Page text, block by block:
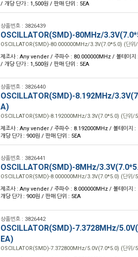
/ 개당 단가 : 1,500원 / 판매 단위 : 5EA
상품번호 : 3826439
OSCILLATOR(SMD)-80MHz/
OSCILLATOR(SMD)-80.000000MHz/3.3V(7.0*5.0) (단위
제조사 : Any vender / 주파수 : 80.000000MHz / 볼테이지
/ 개당 단가 : 1,500원 / 판매 단위 : 5EA
상품번호 : 3826440
OSCILLATOR(SMD)-8.192MHz/
A)
OSCILLATOR(SMD)-8.192000MHz/3.3V(7.0*5.0) (단위/
제조사 : Any vender / 주파수 : 8.192000MHz / 볼테이지
개당 단가 : 900원 / 판매 단위 : 5EA
상품번호 : 3826441
OSCILLATOR(SMD)-8MHz/
OSCILLATOR(SMD)-8.000000MHz/3.3V(7.0*5.0) (단위/
제조사 : Any vender / 주파수 : 8.000000MHz / 볼테이지
개당 단가 : 900원 / 판매 단위 : 5EA
상품번호 : 3826442
OSCILLATOR(SMD)-7.3728MHz/
EA)
OSCILLATOR(SMD)-7.372800MHz/5.0V(7.0*5.0) (단위/